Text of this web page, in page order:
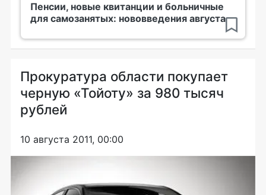
Пенсии, новые квитанции и больничные
для самозанятых: нововведения августа
Прокуратура области покупает
черную «Тойоту» за 980 тысяч
рублей
10 августа 2011, 00:00